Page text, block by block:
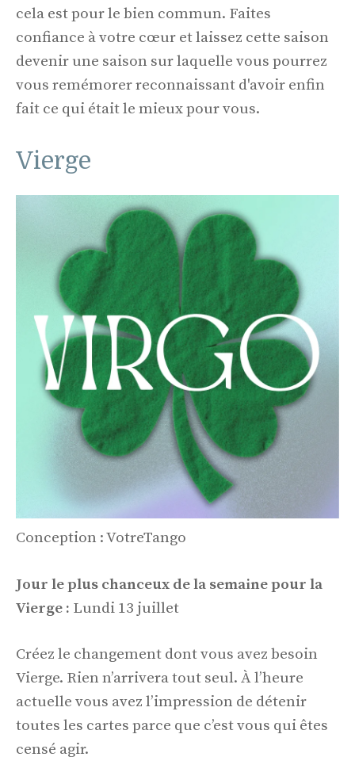
cela est pour le bien commun. Faites
confiance à votre cœur et laissez cette saison
devenir une saison sur laquelle vous pourrez
vous remémorer reconnaissant d'avoir enfin
fait ce qui était le mieux pour vous.
Vierge
Conception : VotreTango
Jour le plus chanceux de la semaine pour la
Vierge : Lundi 13 juillet
Créez le changement dont vous avez besoin
Vierge. Rien n’arrivera tout seul. À l’heure
actuelle vous avez l’impression de détenir
toutes les cartes parce que c’est vous qui êtes
censé agir.